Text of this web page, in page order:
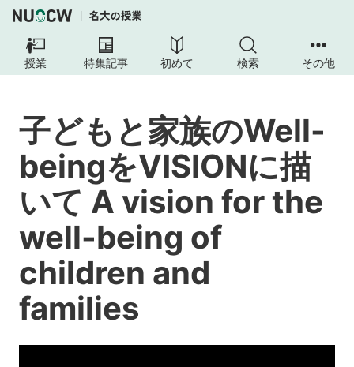
授業 特集記事 初めて 検索 その他
子どもと家族のWell-
beingをVISIONに描
いて A vision for the
well-being of
children and
families